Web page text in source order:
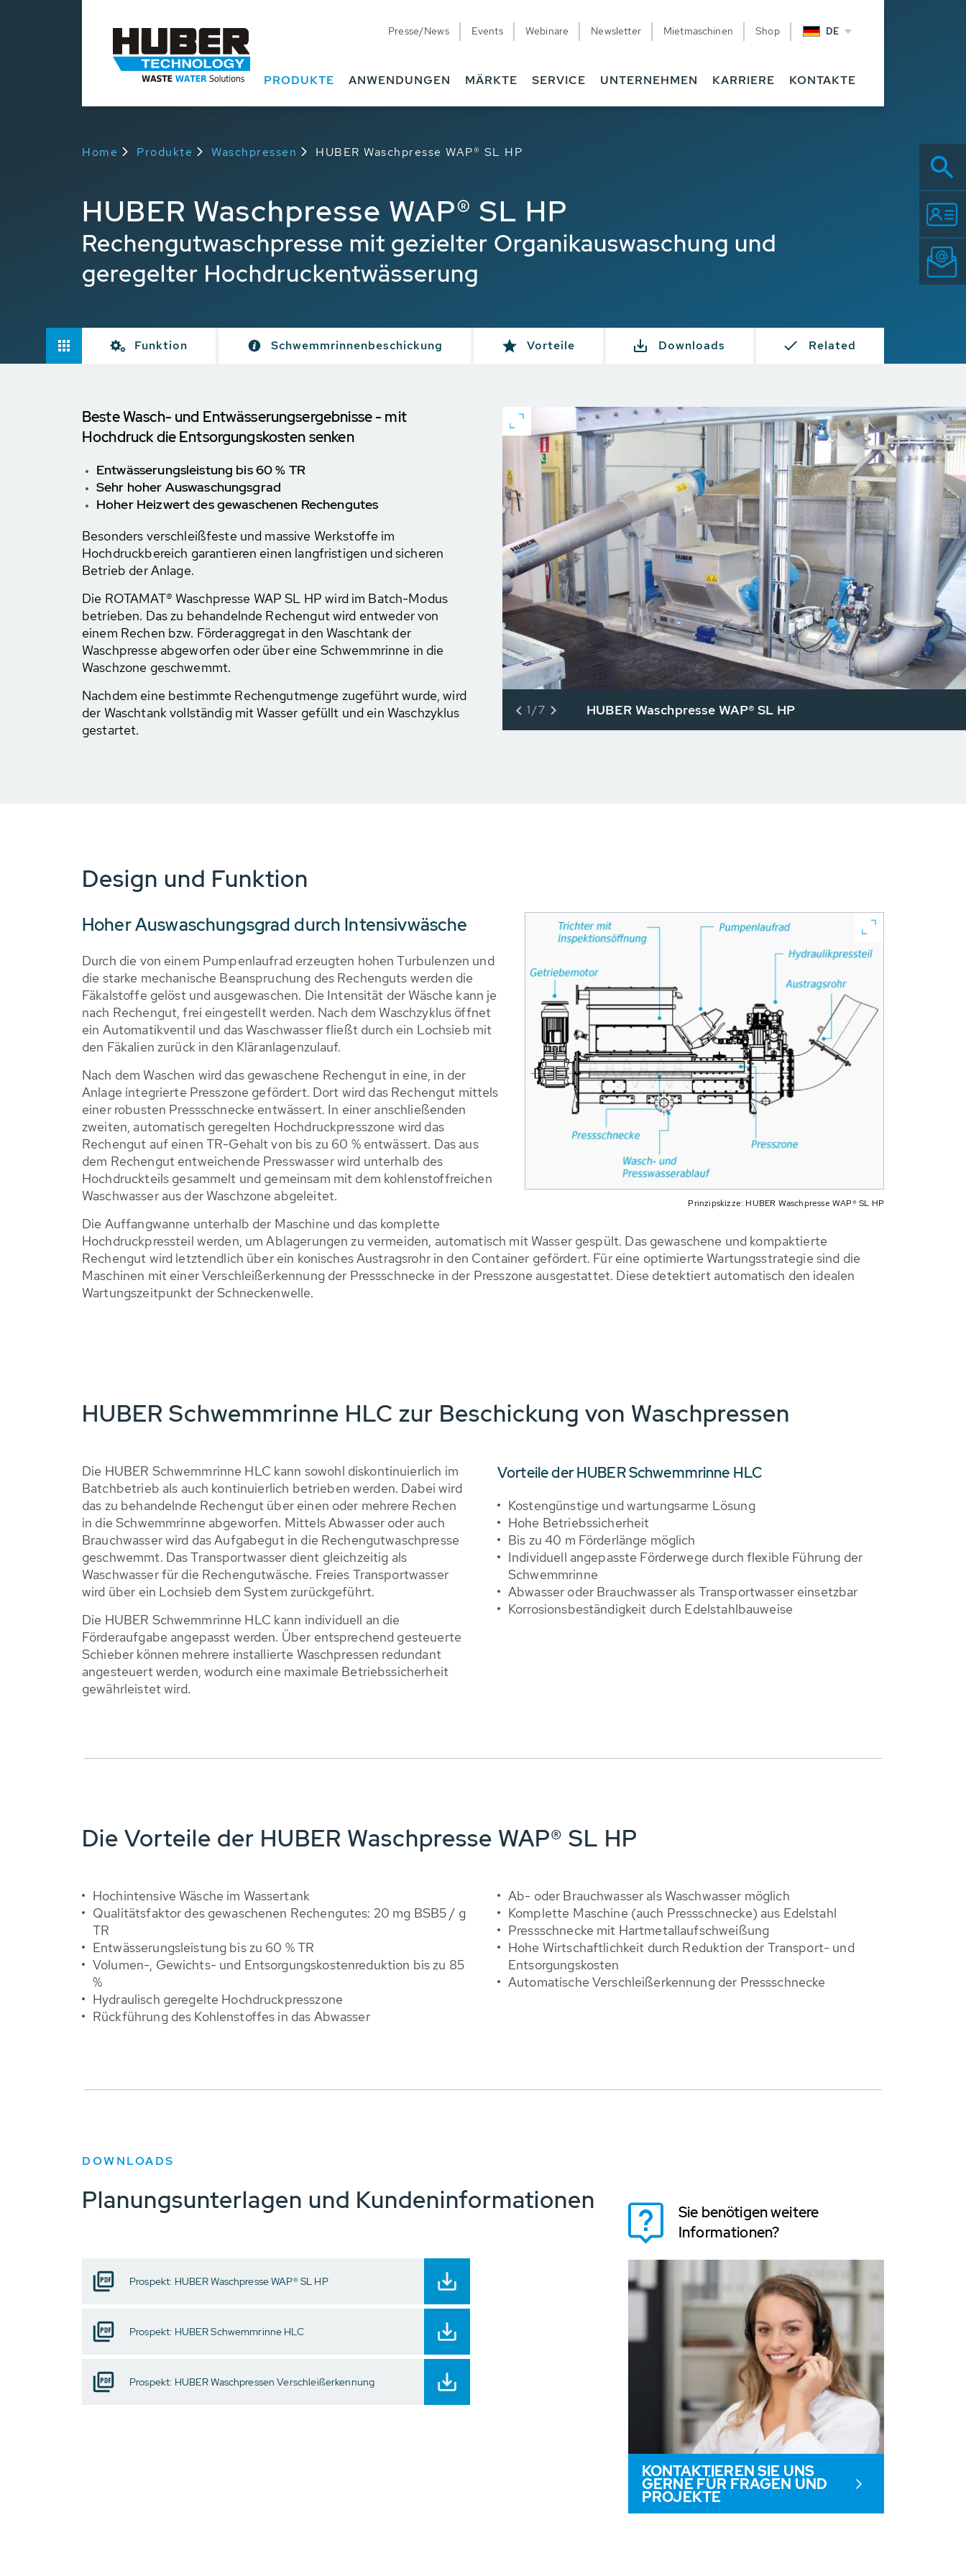
Presse/News Events Webinare Newsletter Mietmaschinen Shop DE
PRODUKTE ANWENDUNGEN MÄRKTE SERVICE UNTERNEHMEN KARRIERE KONTAKTE
Home Produkte Waschpressen HUBER Waschpresse WAP® SL HP
HUBER Waschpresse WAP® SL HP
Rechengutwaschpresse mit gezielter Organikauswaschung und
geregelter Hochdruckentwässerung
Funktion Schwemmrinnenbeschickung Vorteile Downloads Related
Beste Wasch- und Entwässerungsergebnisse - mit
Hochdruck die Entsorgungskosten senken
Entwässerungsleistung bis 60 % TR
Sehr hoher Auswaschungsgrad
Hoher Heizwert des gewaschenen Rechengutes
Besonders verschleißfeste und massive Werkstoffe im
Hochdruckbereich garantieren einen langfristigen und sicheren
Betrieb der Anlage.
Die ROTAMAT® Waschpresse WAP SL HP wird im Batch-Modus
betrieben. Das zu behandelnde Rechengut wird entweder von
einem Rechen bzw. Förderaggregat in den Waschtank der
Waschpresse abgeworfen oder über eine Schwemmrinne in die
Waschzone geschwemmt.
Nachdem eine bestimmte Rechengutmenge zugeführt wurde, wird
der Waschtank vollständig mit Wasser gefüllt und ein Waschzyklus
gestartet.
HUBER Waschpresse WAP® SL HP
1/7
Design und Funktion
Prinzipskizze: HUBER Waschpresse WAP® SL HP
Hoher Auswaschungsgrad durch Intensivwäsche
Durch die von einem Pumpenlaufrad erzeugten hohen Turbulenzen und
die starke mechanische Beanspruchung des Rechenguts werden die
Fäkalstoffe gelöst und ausgewaschen. Die Intensität der Wäsche kann je
nach Rechengut, frei eingestellt werden. Nach dem Waschzyklus öffnet
ein Automatikventil und das Waschwasser fließt durch ein Lochsieb mit
den Fäkalien zurück in den Kläranlagenzulauf.
Nach dem Waschen wird das gewaschene Rechengut in eine, in der
Anlage integrierte Presszone gefördert. Dort wird das Rechengut mittels
einer robusten Pressschnecke entwässert. In einer anschließenden
zweiten, automatisch geregelten Hochdruckpresszone wird das
Rechengut auf einen TR-Gehalt von bis zu 60 % entwässert. Das aus
dem Rechengut entweichende Presswasser wird unterhalb des
Hochdruckteils gesammelt und gemeinsam mit dem kohlenstoffreichen
Waschwasser aus der Waschzone abgeleitet.
Die Auffangwanne unterhalb der Maschine und das komplette
Hochdruckpressteil werden, um Ablagerungen zu vermeiden, automatisch mit Wasser gespült. Das gewaschene und kompaktierte
Rechengut wird letztendlich über ein konisches Austragsrohr in den Container gefördert. Für eine optimierte Wartungsstrategie sind die
Maschinen mit einer Verschleißerkennung der Pressschnecke in der Presszone ausgestattet. Diese detektiert automatisch den idealen
Wartungszeitpunkt der Schneckenwelle.
HUBER Schwemmrinne HLC zur Beschickung von Waschpressen
Die HUBER Schwemmrinne HLC kann sowohl diskontinuierlich im
Batchbetrieb als auch kontinuierlich betrieben werden. Dabei wird
das zu behandelnde Rechengut über einen oder mehrere Rechen
in die Schwemmrinne abgeworfen. Mittels Abwasser oder auch
Brauchwasser wird das Aufgabegut in die Rechengutwaschpresse
geschwemmt. Das Transportwasser dient gleichzeitig als
Waschwasser für die Rechengutwäsche. Freies Transportwasser
wird über ein Lochsieb dem System zurückgeführt.
Die HUBER Schwemmrinne HLC kann individuell an die
Förderaufgabe angepasst werden. Über entsprechend gesteuerte
Schieber können mehrere installierte Waschpressen redundant
angesteuert werden, wodurch eine maximale Betriebssicherheit
gewährleistet wird.
Vorteile der HUBER Schwemmrinne HLC
Kostengünstige und wartungsarme Lösung
Hohe Betriebssicherheit
Bis zu 40 m Förderlänge möglich
Individuell angepasste Förderwege durch flexible Führung der
Schwemmrinne
Abwasser oder Brauchwasser als Transportwasser einsetzbar
Korrosionsbeständigkeit durch Edelstahlbauweise
Die Vorteile der HUBER Waschpresse WAP® SL HP
Hochintensive Wäsche im Wassertank
Qualitätsfaktor des gewaschenen Rechengutes: 20 mg BSB5 / g
TR
Entwässerungsleistung bis zu 60 % TR
Volumen-, Gewichts- und Entsorgungskostenreduktion bis zu 85
%
Hydraulisch geregelte Hochdruckpresszone
Rückführung des Kohlenstoffes in das Abwasser
Ab- oder Brauchwasser als Waschwasser möglich
Komplette Maschine (auch Pressschnecke) aus Edelstahl
Pressschnecke mit Hartmetallaufschweißung
Hohe Wirtschaftlichkeit durch Reduktion der Transport- und
Entsorgungskosten
Automatische Verschleißerkennung der Pressschnecke
DOWNLOADS
Planungsunterlagen und Kundeninformationen
Prospekt: HUBER Waschpresse WAP® SL HP
Prospekt: HUBER Schwemmrinne HLC
Prospekt: HUBER Waschpressen Verschleißerkennung
Sie benötigen weitere
Informationen?
KONTAKTIEREN SIE UNS
GERNE FÜR FRAGEN UND
PROJEKTE